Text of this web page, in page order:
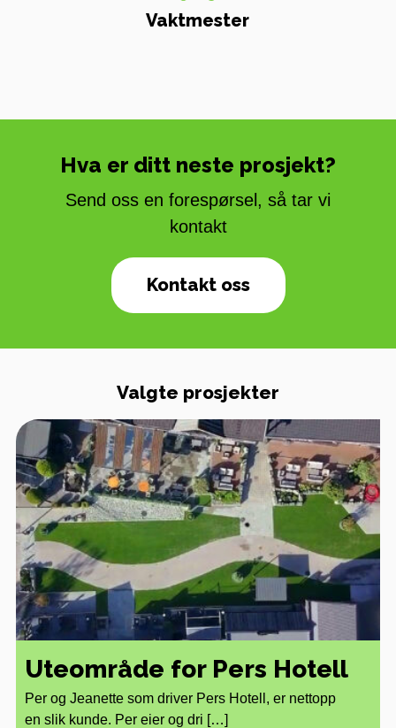
Vaktmester
Hva er ditt neste prosjekt?
Send oss en forespørsel, så tar vi
kontakt
Kontakt oss
Valgte prosjekter
Uteområde for Pers Hotell
Per og Jeanette som driver Pers Hotell, er nettopp
en slik kunde. Per eier og dri […]